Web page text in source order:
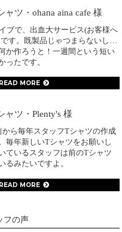
ャツ・ohana aina cafe 様
ブで、出血大サービス(お客様へ
す。既製品じゃつまらないし…
か作ろうと！一週間という短い
ったです。
READ MORE
ャツ・Plenty's 様
ら毎年スタッフTシャツの作成
毎年新しいTシャツをお願いし
ているスタッフは前のTシャツ
るみたいですよ。
READ MORE
フの声